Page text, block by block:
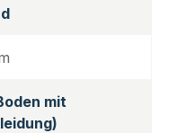
mit